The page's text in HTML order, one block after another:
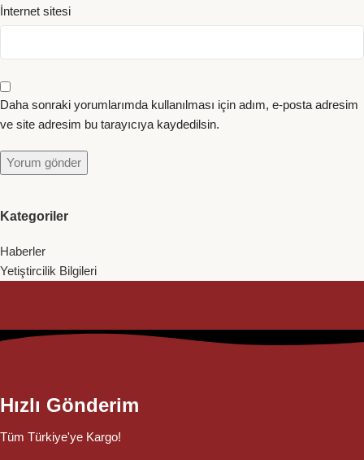
İnternet sitesi
Daha sonraki yorumlarımda kullanılması için adım, e-posta adresim
ve site adresim bu tarayıcıya kaydedilsin.
Kategoriler
Haberler
Yetiştircilik Bilgileri
Hızlı Gönderim
Tüm Türkiye'ye Kargo!